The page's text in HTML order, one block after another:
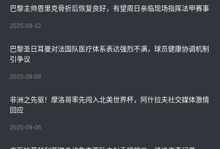
巴黎主帅恩里克骨折后恢复良好，有望周日亲临现场指挥法甲赛事
2025-09-12
巴黎圣日耳曼对法国队医疗体系表达强烈不满，球员健康协调机制
引争议
2025-09-08
非洲之先驱！摩洛哥率先闯入北美世界杯，阿什拉夫社交媒体激情
回应
2025-09-06